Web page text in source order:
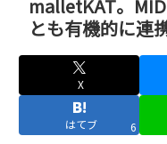
malletKAT。
とも有機的に連
X
はてブ 6